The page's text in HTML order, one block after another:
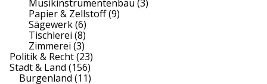
Musikinstrumentenbau (3)
Papier & Zellstoff(9)
Sägewerk(6)
Tischlerei (8)
Zimmerei (3)
Politik & Recht(23)
Stadt & Land (156)
Burgenland (11)